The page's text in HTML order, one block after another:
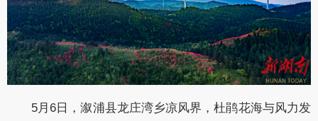
5月6日，溆浦县龙庄湾乡凉风界，杜鹃花海与风力发